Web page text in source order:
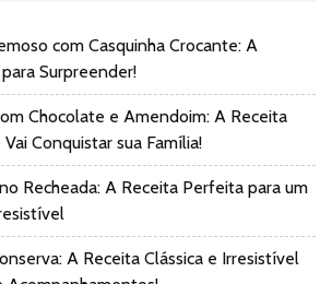
com Casquinha Crocante: A
Surpreender!
Chocolate e Amendoim: A Receita
Conquistar sua Família!
Recheada: A Receita Perfeita para um
A Receita Clássica e Irresistível